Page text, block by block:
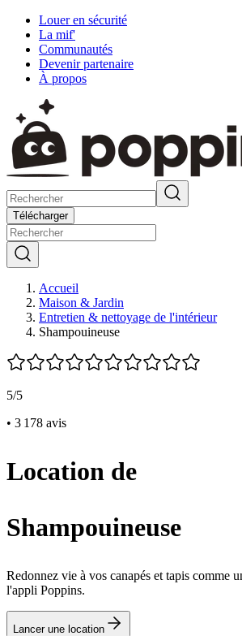
Louer en sécurité
La mif'
Communautés
Devenir partenaire
À propos
Télécharger
Accueil
Maison & Jardin
Entretien & nettoyage de l'intérieur
Shampouineuse
5/5
• 3 178 avis
Location de
Shampouineuse
Redonnez vie à vos canapés et tapis comme
l'appli Poppins.
Lancer une location